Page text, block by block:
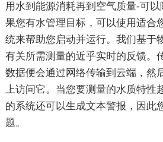
用水到能源消耗再到空气质量-可
果您有水管理目标，可以使用适合
统来帮助您启动并运行。我们基于
有关所需测量的近乎实时的反馈。
数据便会通过网络传输到云端，然
上访问它。当您要测量的水质特性
的系统还可以生成文本警报，因此
题。